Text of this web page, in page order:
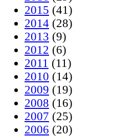
2015 (41)
2014 (28)
2013 (9)
2012 (6)
2011 (11)
2010 (14)
2009 (19)
2008 (16)
2007 (25)
2006 (20)